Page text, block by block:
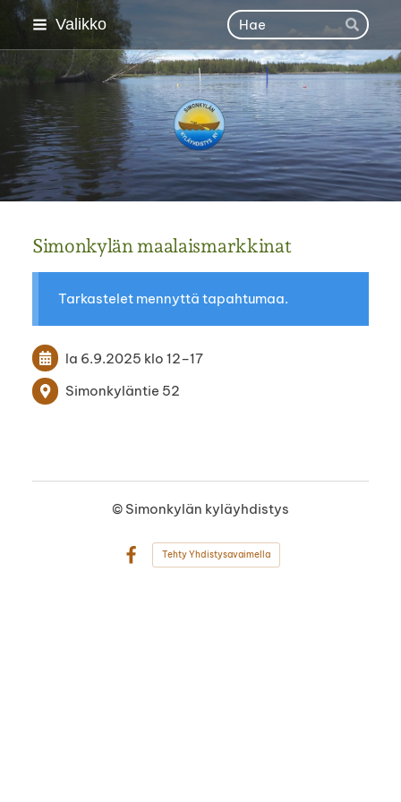
Siirry
sisältöön
Valikko Haku
Hae
Simonkylän
Simonkylän maalaismarkkinat
Tarkastelet mennyttä tapahtumaa.
la 6.9.2025 klo 12–17
Simonkyläntie 52
© Simonkylän kyläyhdistys
Tehty Yhdistysavaimella